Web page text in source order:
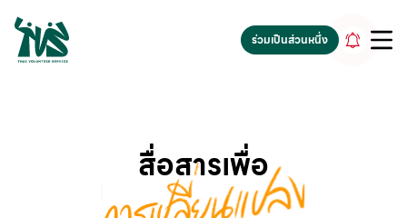
gv-5iuoxpem74qfjw.dv.googlehosted.com
ร่วมเป็นส่วนหนึ่ง
สื่อสารเพื่อ